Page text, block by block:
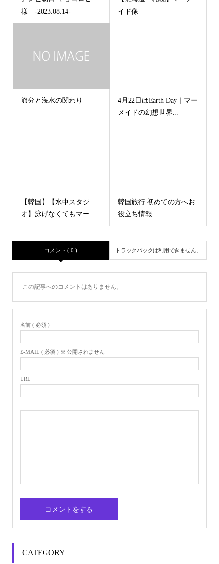
様 -2023.08.14-
イド像
節分と海水の関わり
4月22日はEarth Day｜マー
メイドの幻想世界...
【韓国】【水中スタジ
オ】泳げなくてもマー...
韓国旅行 初めての方へお
役立ち情報
コメント ( 0 ) トラックバックは利用できません。
この記事へのコメントはありません。
名前 ( 必須 )
E-MAIL ( 必須 ) ※ 公開されません
URL
CATEGORY